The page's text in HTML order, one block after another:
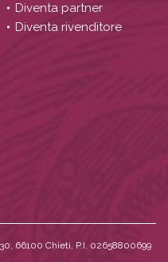
Diventa partner
Diventa rivenditore
66100 Chieti, P.I. 02658800699